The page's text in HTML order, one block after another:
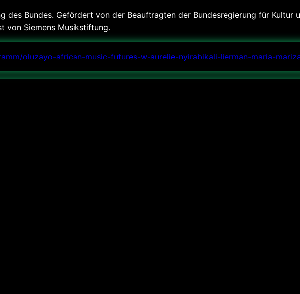
des Bundes. Gefördert von der Beauftragten der Bundesregierung für Kultur
von Siemens Musikstiftung.
oluzayo-african-music-futures-w-aurelie-nyirabikali-lierman-maria-